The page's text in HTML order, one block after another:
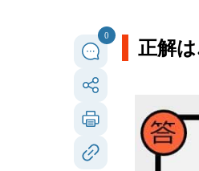
0
正解